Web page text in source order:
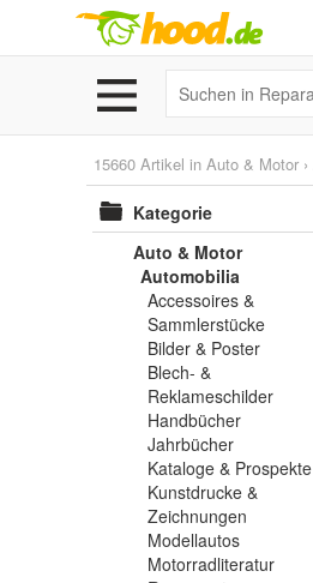
15660 Artikel in Auto & Motor ›
Kategorie
Auto & Motor
Automobilia
Accessoires &
Sammlerstücke
Bilder & Poster
Blech- &
Reklameschilder
Handbücher
Jahrbücher
Kataloge & Prospekte
Kunstdrucke &
Zeichnungen
Modellautos
Motorradliteratur